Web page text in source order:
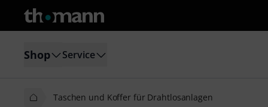
Shop Service
Taschen und Koffer für Drahtlosanlagen